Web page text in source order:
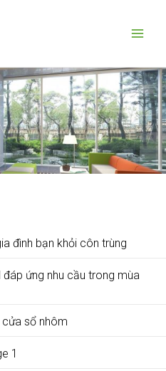
Menu
đình bạn khỏi côn trùng
đáp ứng nhu cầu trong mùa
sổ nhôm
1